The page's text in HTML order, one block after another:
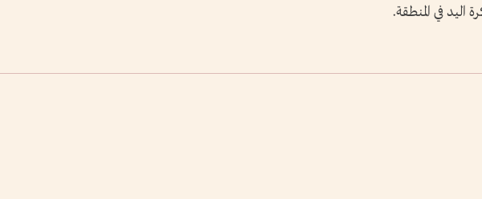
اليد في المنطقة.